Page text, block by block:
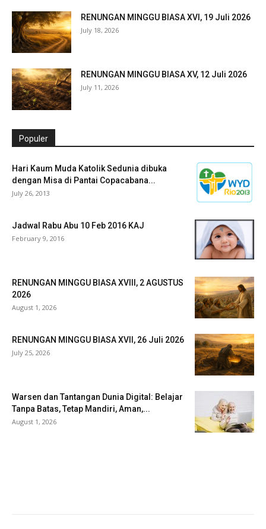
RENUNGAN MINGGU BIASA XVI, 19 Juli 2026
July 18, 2026
RENUNGAN MINGGU BIASA XV, 12 Juli 2026
July 11, 2026
Populer
Hari Kaum Muda Katolik Sedunia dibuka
dengan Misa di Pantai Copacabana...
July 26, 2013
Jadwal Rabu Abu 10 Feb 2016 KAJ
February 9, 2016
RENUNGAN MINGGU BIASA XVIII, 2 AGUSTUS
2026
August 1, 2026
RENUNGAN MINGGU BIASA XVII, 26 Juli 2026
July 25, 2026
Warsen dan Tantangan Dunia Digital: Belajar
Tanpa Batas, Tetap Mandiri, Aman,...
August 1, 2026